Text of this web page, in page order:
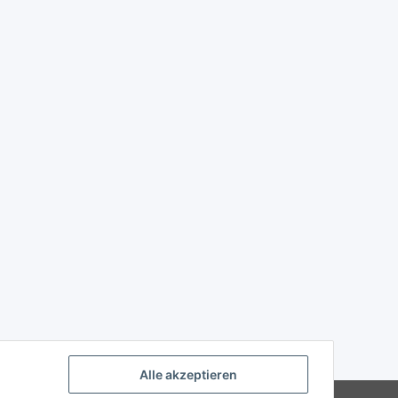
Alle akzeptieren